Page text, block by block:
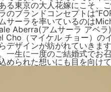
る東京の大人花嫁にこそ、
のブランドコンセプトは
サーラを率いているのは
Aberra(アムサーラ アベラ
Cho（マイケル チョー）の
デザインが紡がれていきま
一生に一度のご結婚式でお
められた想いにも目を向け